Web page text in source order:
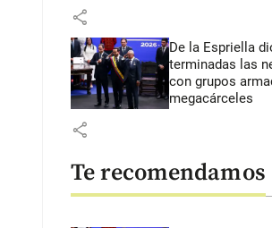
share
De la Espriella
terminadas las
con grupos
megacárceles
share
Te recomendamos